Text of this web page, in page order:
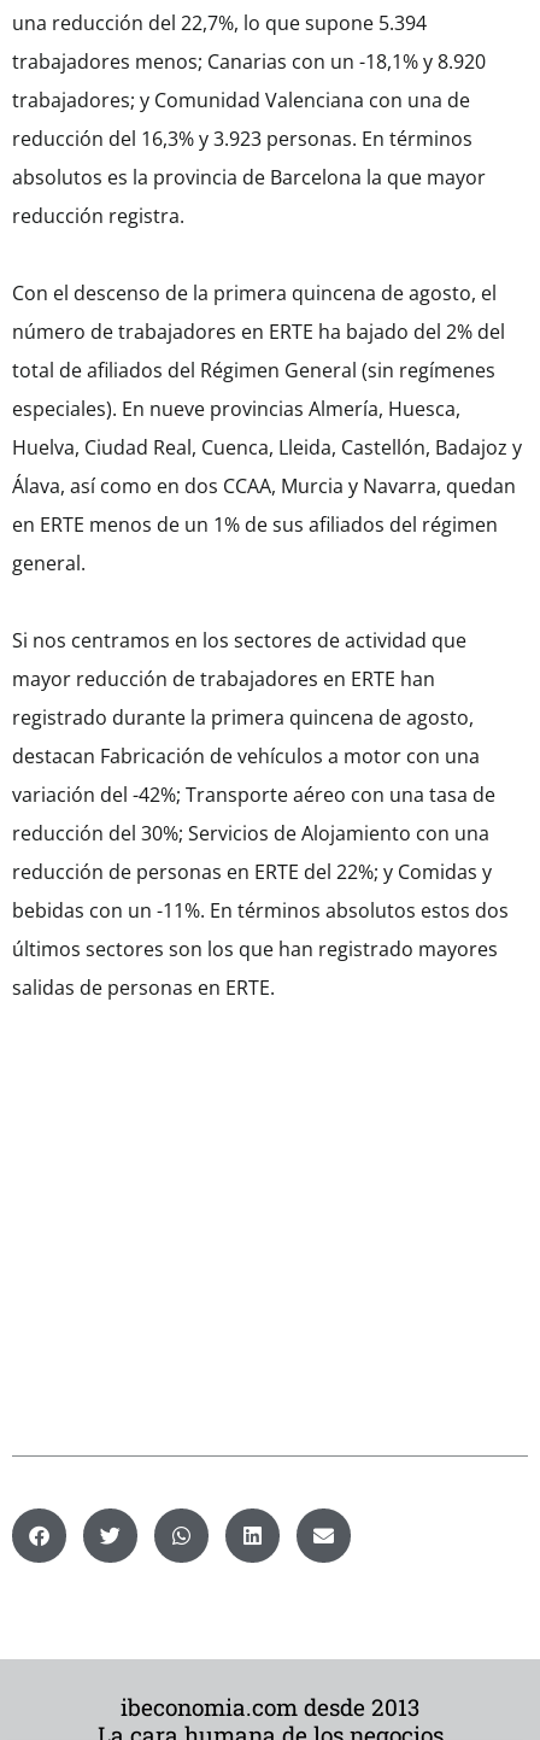
una reducción del 22,7%, lo que supone 5.394
trabajadores menos; Canarias con un -18,1% y 8.920
trabajadores; y Comunidad Valenciana con una de
reducción del 16,3% y 3.923 personas. En términos
absolutos es la provincia de Barcelona la que mayor
reducción registra.
Con el descenso de la primera quincena de agosto, el
número de trabajadores en ERTE ha bajado del 2% del
total de afiliados del Régimen General (sin regímenes
especiales). En nueve provincias Almería, Huesca,
Huelva, Ciudad Real, Cuenca, Lleida, Castellón, Badajoz y
Álava, así como en dos CCAA, Murcia y Navarra, quedan
en ERTE menos de un 1% de sus afiliados del régimen
general.
Si nos centramos en los sectores de actividad que
mayor reducción de trabajadores en ERTE han
registrado durante la primera quincena de agosto,
destacan Fabricación de vehículos a motor con una
variación del -42%; Transporte aéreo con una tasa de
reducción del 30%; Servicios de Alojamiento con una
reducción de personas en ERTE del 22%; y Comidas y
bebidas con un -11%. En términos absolutos estos dos
últimos sectores son los que han registrado mayores
salidas de personas en ERTE.
ibeconomia.com desde 2013